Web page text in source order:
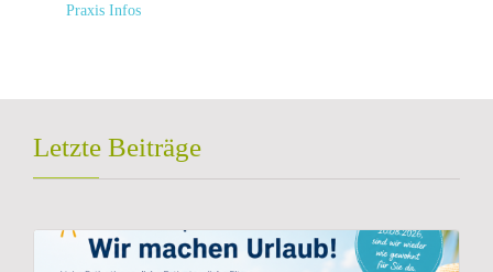
Praxis Infos
Letzte Beiträge